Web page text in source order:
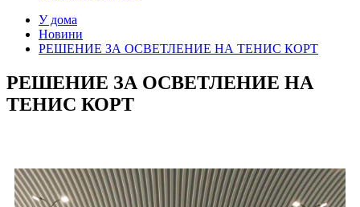
У дома
Новини
РЕШЕНИЕ ЗА ОСВЕТЛЕНИЕ НА ТЕНИС КОРТ
РЕШЕНИЕ ЗА ОСВЕТЛЕНИЕ НА
ТЕНИС КОРТ